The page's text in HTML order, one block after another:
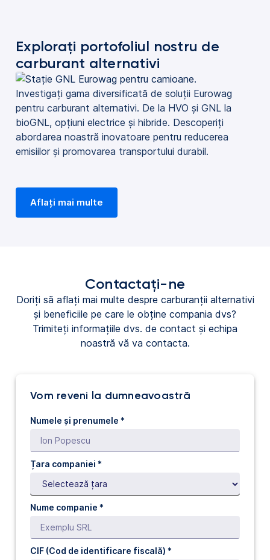
Explorați portofoliul nostru de
carburant alternativi
Investigați gama diversificată de soluții Eurowag
pentru carburant alternativi. De la HVO și GNL la
bioGNL, opțiuni electrice și hibride. Descoperiți
abordarea noastră inovatoare pentru reducerea
emisiilor și promovarea transportului durabil.
Aflați mai multe
Contactați-ne
Doriți să aflați mai multe despre carburanții alternativi
și beneficiile pe care le obține compania dvs?
Trimiteți informațiile dvs. de contact și echipa
noastră vă va contacta.
Vom reveni la dumneavoastră
Numele și prenumele *
Țara companiei *
Nume companie *
CIF (Cod de identificare fiscală) *